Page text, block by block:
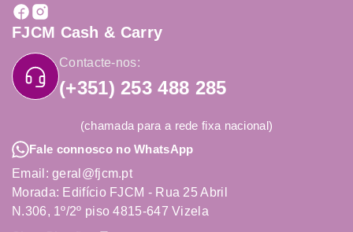
FJCM Cash & Carry
Contacte-nos:
(+351) 253 488 285
(chamada para a rede fixa nacional)
Fale connosco no WhatsApp
Email: geral@fjcm.pt
Morada: Edifício FJCM - Rua 25 Abril
N.306, 1º/2º piso 4815-647 Vizela